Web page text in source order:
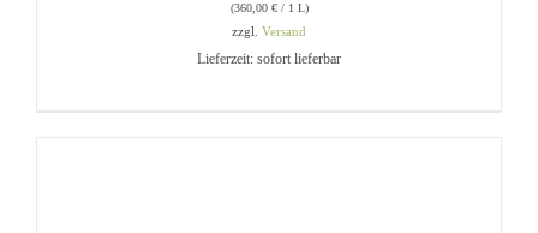
(360,00 €/ 1 L)
zzgl. Versand
Lieferzeit: sofort lieferbar